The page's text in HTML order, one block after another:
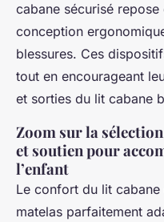
cabane sécurisé repose
conception
blessures. Ces
tout en encourageant
et sorties du lit cabane
Zoom sur la
et soutien pour
l’enfant
Le confort du lit cabane
matelas parfaitement